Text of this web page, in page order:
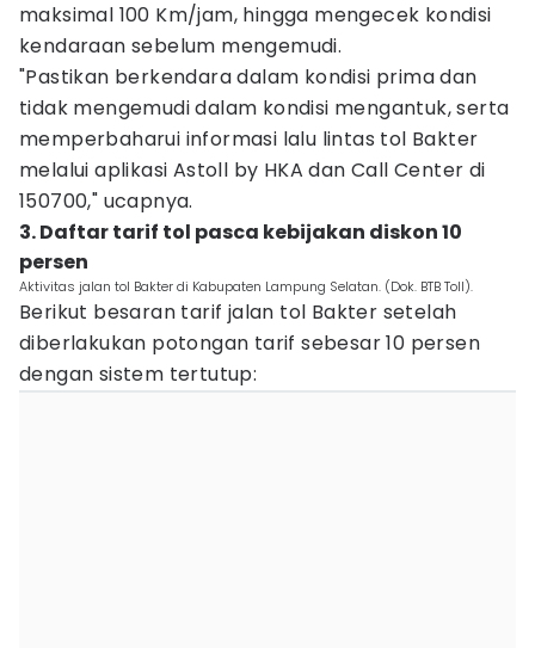
maksimal 100 Km/jam, hingga mengecek kondisi
kendaraan sebelum mengemudi.
"Pastikan berkendara dalam kondisi prima dan
tidak mengemudi dalam kondisi mengantuk, serta
memperbaharui informasi lalu lintas tol Bakter
melalui aplikasi Astoll by HKA dan Call Center di
150700," ucapnya.
3. Daftar tarif tol pasca kebijakan diskon 10
persen
Aktivitas jalan tol Bakter di Kabupaten Lampung Selatan. (Dok. BTB Toll).
Berikut besaran tarif jalan tol Bakter setelah
diberlakukan potongan tarif sebesar 10 persen
dengan sistem tertutup: